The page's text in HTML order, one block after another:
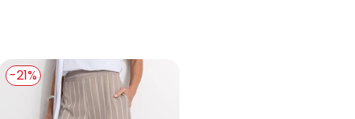
-21%